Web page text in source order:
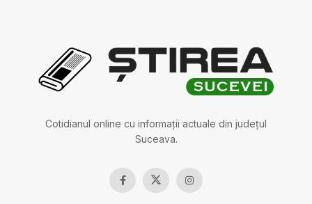
Cotidianul online cu informații actuale din județul
Suceava.